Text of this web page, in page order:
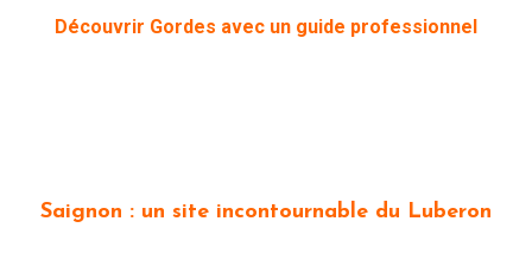
Découvrir Gordes avec un guide professionnel
Saignon : un site incontournable du Luberon